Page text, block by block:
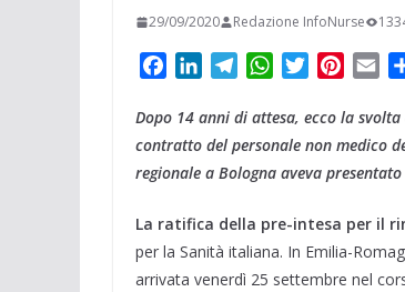
29/09/2020 Redazione InfoNurse
c
e
b
o
k
n
k
e
I
n
l
e
g
a
m
W
a
t
s
p
p
i
t
t
r
n
t
e
e
s
t
a
i
l
Dopo 14 anni di attesa, ecco la
contratto del personale non medico
regionale a Bologna aveva
La ratifica della pre-intesa per il
per la Sanità italiana. In Emilia-
arrivata venerdì 25 settembre nel